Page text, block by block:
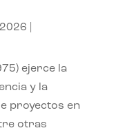
ejerce la
y la
proyectos en
otras